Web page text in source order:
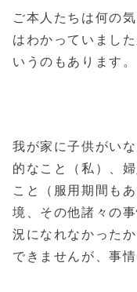
ご本人たちは何の
はわかっていまし
いうのもあります。
我が家に子供がい
的なこと（私）、
こと（服用期間も
境、その他諸々の
況になれなかった
できませんが、事